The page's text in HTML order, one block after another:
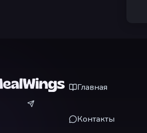
Главная
Контакты